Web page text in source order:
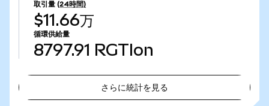
取引量 (24時間)
$11.66万
循環供給量
8797.91 RGTIon
さらに統計を見る